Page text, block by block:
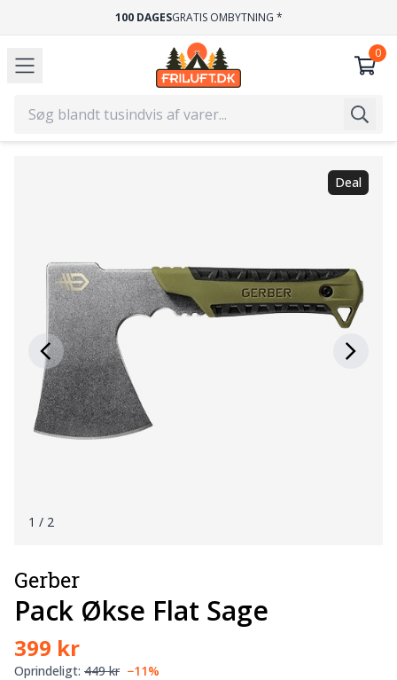
100 DAGESGRATIS OMBYTNING *
Deal
1 / 2
Gerber
Pack Økse Flat Sage
399 kr
Oprindeligt: 449 kr −11%